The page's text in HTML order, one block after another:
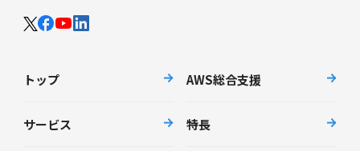
トップ AWS総合支援
サービス 特長